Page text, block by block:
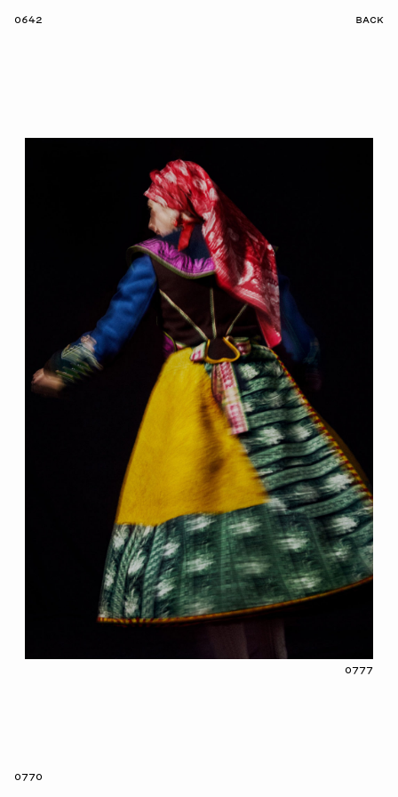
BACK
0777
0642
0770